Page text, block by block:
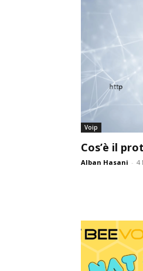
Voip
Cos’è il
Alban Hasani - 4